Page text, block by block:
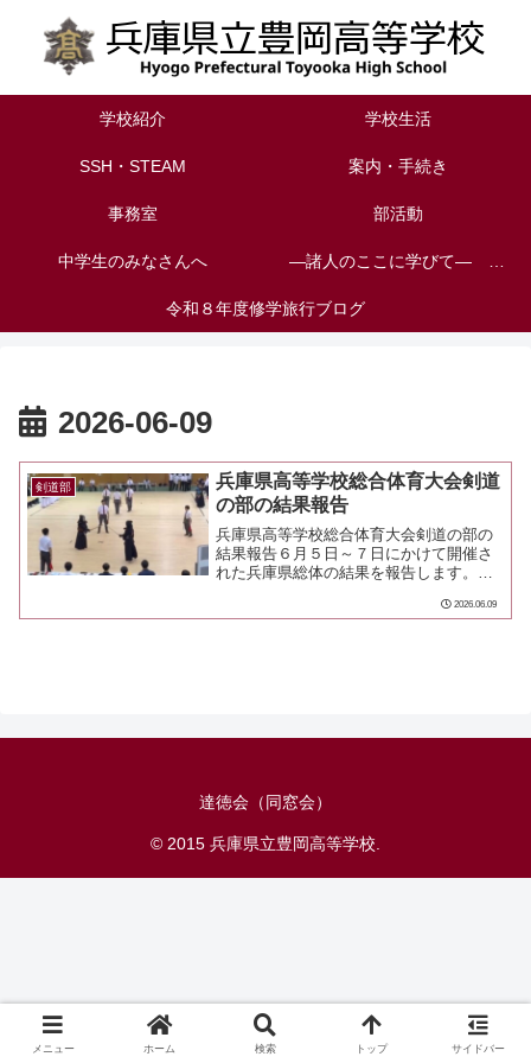
学校紹介 学校生活
SSH・STEAM 案内・手続き
事務室 部活動
中学生のみなさんへ
令和８年度修学旅行ブログ
2026-06-09
剣道部
兵庫県高等学校総合体育大会剣道
の部の結果報告
兵庫県高等学校総合体育大会剣道の部の
結果報告６月５日～７日にかけて開催さ
れた兵庫県総体の結果を報告します。
市伊丹 〇３回戦 滝川第二 ●(ベスト
2026.06.09
達徳会（同窓会）
© 2015 兵庫県立豊岡高等学校.
メニュー ホーム 検索 トップ サイドバー